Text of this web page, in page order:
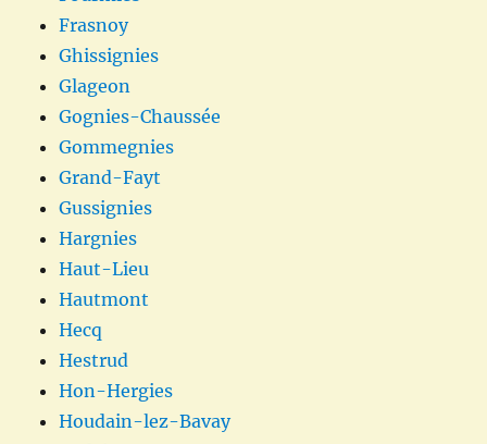
Frasnoy
Ghissignies
Glageon
Gognies-Chaussée
Gommegnies
Grand-Fayt
Gussignies
Hargnies
Haut-Lieu
Hautmont
Hecq
Hestrud
Hon-Hergies
Houdain-lez-Bavay